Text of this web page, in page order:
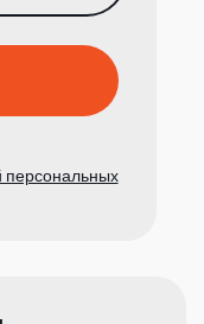
персональных